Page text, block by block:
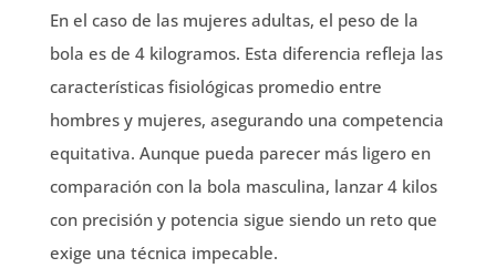
En el caso de las mujeres adultas, el peso de la
bola es de 4 kilogramos. Esta diferencia refleja las
características fisiológicas promedio entre
hombres y mujeres, asegurando una competencia
equitativa. Aunque pueda parecer más ligero en
comparación con la bola masculina, lanzar 4 kilos
con precisión y potencia sigue siendo un reto que
exige una técnica impecable.